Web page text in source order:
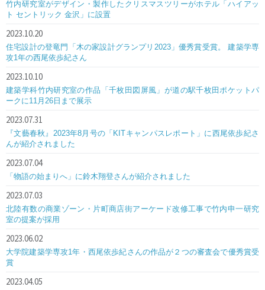
竹内研究室がデザイン・製作したクリスマスツリーがホテル「ハイアッ
ト セントリック 金沢」に設置
2023.10.20
住宅設計の登竜門「木の家設計グランプリ2023」優秀賞受賞。 建築学専
攻1年の西尾依歩紀さん
2023.10.10
建築学科竹内研究室の作品「千枚田図屏風」が道の駅千枚田ポケットパ
ークに11月26日まで展示
2023.07.31
『文藝春秋』2023年8月号の「KITキャンパスレポート」に西尾依歩紀さ
んが紹介されました
2023.07.04
「物語の始まりへ」に鈴木翔登さんが紹介されました
2023.07.03
北陸有数の商業ゾーン・片町商店街アーケード改修工事で竹内申一研究
室の提案が採用
2023.06.02
大学院建築学専攻1年・西尾依歩紀さんの作品が２つの審査会で優秀賞受
賞
2023.04.05